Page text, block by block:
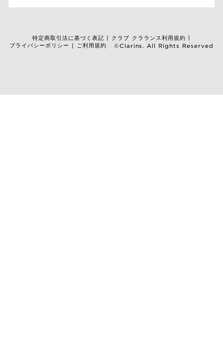
特定商取引法に基づく表記 クラブ クラランス利用規約
プライバシーポリシー | ご利用規約 ©Clarins. All Rights Reserved